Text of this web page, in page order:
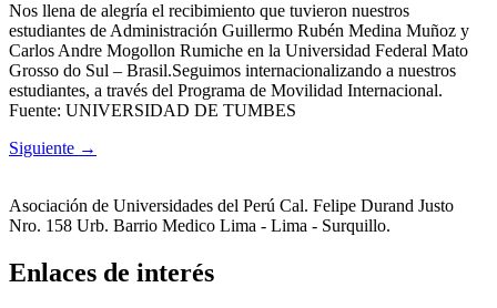
Nos llena de alegría el recibimiento que tuvieron nuestros
estudiantes de Administración Guillermo Rubén Medina Muñoz y
Carlos Andre Mogollon Rumiche en la Universidad Federal Mato
Grosso do Sul – Brasil.Seguimos internacionalizando a nuestros
estudiantes, a través del Programa de Movilidad Internacional.
Fuente: UNIVERSIDAD DE TUMBES
Siguiente →
Asociación de Universidades del Perú Cal. Felipe Durand Justo
Nro. 158 Urb. Barrio Medico Lima - Lima - Surquillo.
Enlaces de interés